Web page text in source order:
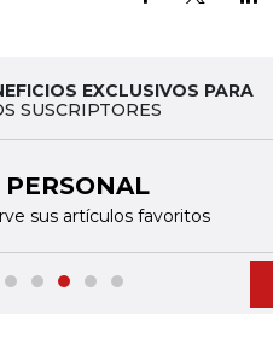
EXCLUSIVOS PARA
SUSCRIPTORES
sus artículos favoritos